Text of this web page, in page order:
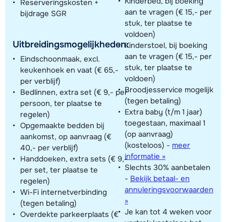
Reserveringskosten +
bijdrage SGR
Uitbreidingsmogelijkheden:
Eindschoonmaak, excl.
keukenhoek en vaat (€ 65,-
per verblijf)
Bedlinnen, extra set (€ 9,- per
persoon, ter plaatse te
regelen)
Opgemaakte bedden bij
aankomst, op aanvraag (€
40,- per verblijf)
Handdoeken, extra sets (€ 9,-
per set, ter plaatse te
regelen)
Wi-Fi internetverbinding
(tegen betaling)
Overdekte parkeerplaats (€
aan te vragen (€ 15,- per
stuk, ter plaatse te
voldoen)
Kinderstoel, bij boeking
aan te vragen (€ 15,- per
stuk, ter plaatse te
voldoen)
Broodjesservice mogelijk
(tegen betaling)
Extra baby (t/m 1 jaar)
toegestaan, maximaal 1
(op aanvraag)
(kosteloos) - meer
informatie »
Slechts 30% aanbetalen
- Bekijk betaal- en
annuleringsvoorwaarden
»
Je kan tot 4 weken voor